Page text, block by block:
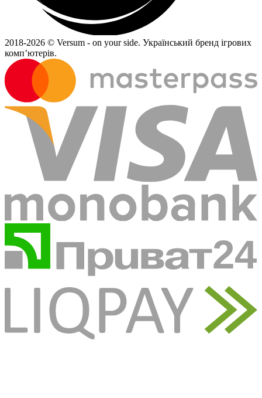
2018-2026 © Versum - on your side. Український бренд ігрових
комп’ютерів.